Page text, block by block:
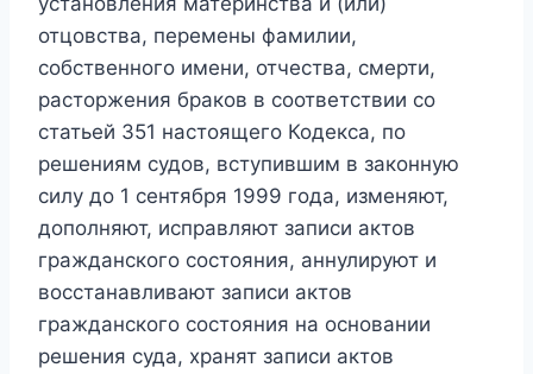
отцовства, перемены фамилии,
собственного имени, отчества, смерти,
расторжения браков в соответствии со
статьей 351 настоящего Кодекса, по
решениям судов, вступившим в законную
силу до 1 сентября 1999 года, изменяют,
дополняют, исправляют записи актов
гражданского состояния, аннулируют и
восстанавливают записи актов
гражданского состояния на основании
решения суда, хранят записи актов